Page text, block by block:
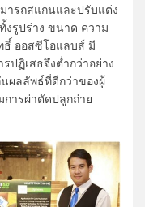
ารถสแกนและปรับแต่ง
งรูปร่าง ขนาด ความ
ธิ์ ออสซีโอแลบส์ มี
ปฏิเสธจึงต่ำกว่าอย่าง
นผลลัพธ์ที่ดีกว่าของผู้
ารผ่าตัดปลูกถ่าย